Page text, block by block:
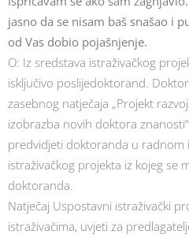
jasno da se nisam baš snašao i
od Vas dobio pojašnjenje.
O: Iz sredstava istraživačkog
isključivo poslijedoktorand.
zasebnog natječaja „Projekt
izobrazba novih doktora
predvidjeti doktoranda u radnom
istraživačkog projekta iz kojeg se
doktoranda.
Natječaj Uspostavni istraživački
istraživačima, uvjeti za